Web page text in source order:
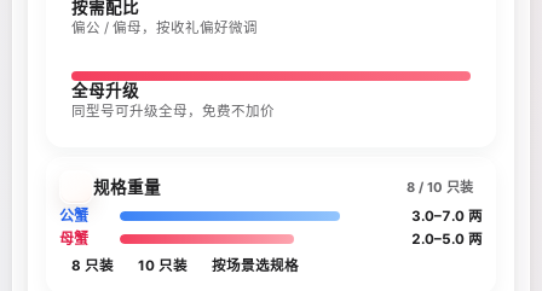
按需配比
偏公 / 偏母，按收礼偏好微调
全母升级
同型号可升级全母，免费不加价
规格重量 8 / 10 只装
公蟹 3.0–7.0 两
母蟹
2.0–5.0 两
8 只装
10 只装 按场景选规格